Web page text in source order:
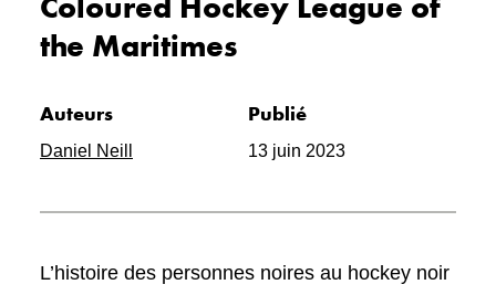
the Maritimes
Auteurs
Daniel Neill
Publié
13 juin 2023
L’histoire des personnes noires au hockey noir